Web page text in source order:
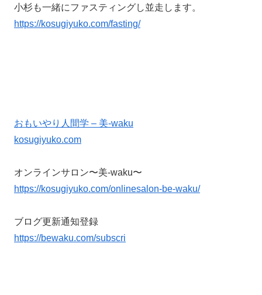
小杉も一緒にファスティングし並走します。
https://kosugiyuko.com/fasting/
おもいやり人間学 – 美-waku
kosugiyuko.com
オンラインサロン〜美-waku〜
https://kosugiyuko.com/onlinesalon-be-waku/
ブログ更新通知登録
https://bewaku.com/subscri